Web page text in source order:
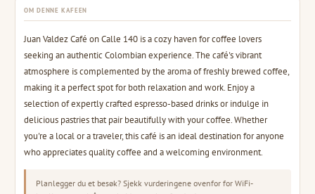
OM DENNE KAFEEN
Juan Valdez Café on Calle 140 is a cozy haven for coffee lovers
seeking an authentic Colombian experience. The café's vibrant
atmosphere is complemented by the aroma of freshly brewed coffee,
making it a perfect spot for both relaxation and work. Enjoy a
selection of expertly crafted espresso-based drinks or indulge in
delicious pastries that pair beautifully with your coffee. Whether
you're a local or a traveler, this café is an ideal destination for anyone
who appreciates quality coffee and a welcoming environment.
Planlegger du et besøk? Sjekk vurderingene ovenfor for WiFi-